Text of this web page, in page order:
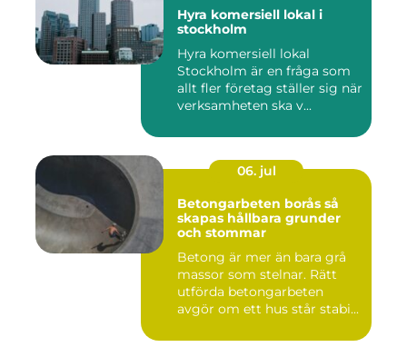
Hyra komersiell lokal i
stockholm
Hyra komersiell lokal
Stockholm är en fråga som
allt fler företag ställer sig när
verksamheten ska v...
06. jul
Betongarbeten borås så
skapas hållbara grunder
och stommar
Betong är mer än bara grå
massor som stelnar. Rätt
utförda betongarbeten
avgör om ett hus står stabi...